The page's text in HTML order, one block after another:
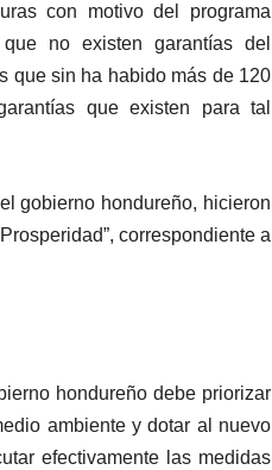
con motivo del programa
no existen garantías del
que sin ha habido más de 120
que existen para tal
gobierno hondureño, hicieron
correspondiente a
hondureño debe priorizar
ambiente y dotar al nuevo
efectivamente las medidas